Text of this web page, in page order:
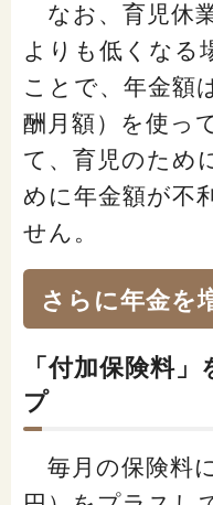
なお、育児休
よりも低くなる
ことで、年金額
酬月額）を使っ
て、育児のため
めに年金額が不
せん。
さらに年金を
「付加保険料
プ
毎月の保険料